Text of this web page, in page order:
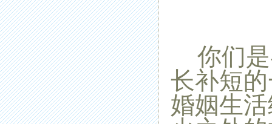
你们是
长补短
婚姻生